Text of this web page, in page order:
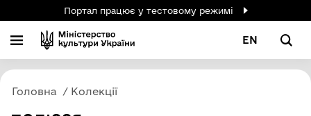
Портал працює у тестовому режимі
EN
Головна Колекції